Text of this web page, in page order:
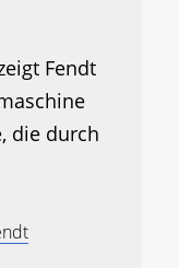
Fendt
die durch